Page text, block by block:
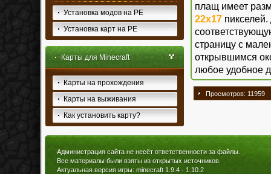
Установка модов на PE
Установка карт на PE
Карты для Minecraft
Карты на прохождения
Карты на выживания
Как установить карту?
плащ имеет
22x17
страницу с
открывшимся
любое удобное
Просмотров: 11959
Администрация сайта не несёт ответственности за файлы.
Все материалы были взяты из открытых источников.
Актуальная версия игры: minecraft 1.9.4 - 1.10.2